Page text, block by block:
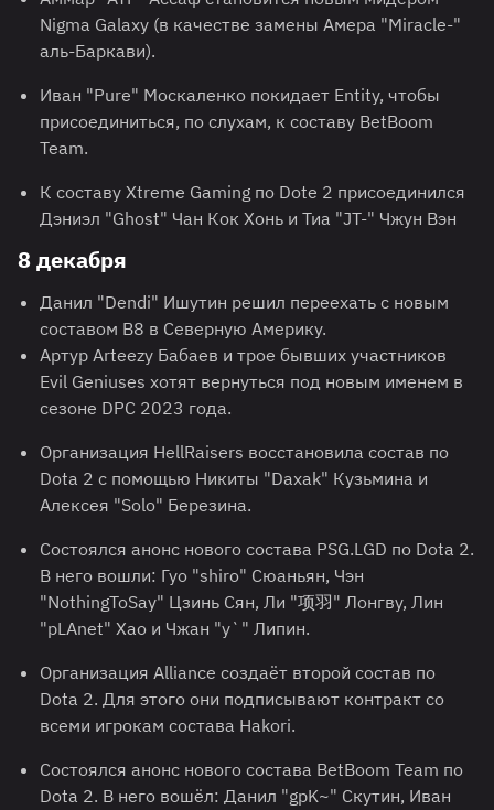
Nigma Galaxy (в качестве замены Амера "Miracle-"
аль-Баркави).
Иван "Pure" Москаленко покидает Entity, чтобы
присоединиться, по слухам, к составу BetBoom
Team.
К составу Xtreme Gaming по Dote 2 присоединился
Дэниэл "Ghost" Чан Кок Хонь и Тиа "JT-" Чжун Вэн
8 декабря
Данил "Dendi" Ишутин решил переехать с новым
составом B8 в Северную Америку.
Артур Arteezy Бабаев и трое бывших участников
Evil Geniuses хотят вернуться под новым именем в
сезоне DPC 2023 года.
Организация HellRaisers восстановила состав по
Dota 2 с помощью Никиты "Daxak" Кузьмина и
Алексея "Solo" Березина.
Состоялся анонс нового состава PSG.LGD по Dota 2.
В него вошли: Гуо "shiro" Сюаньян, Чэн
"NothingToSay" Цзинь Сян, Ли "项羽" Лонгву, Лин
"pLAnet" Хао и Чжан "y`" Липин.
Организация Alliance создаёт второй состав по
Dota 2. Для этого они подписывают контракт со
всеми игрокам состава Hakori.
Состоялся анонс нового состава BetBoom Team по
Dota 2. В него вошёл: Данил "gpK~" Скутин, Иван